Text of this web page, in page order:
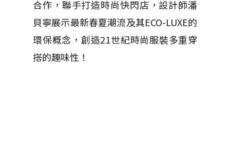
合作，聯手打造時尚快閃店，設計師潘
貝寧展示最新春夏潮流及其ECO-LUXE的
環保概念，創造21世紀時尚服裝多重穿
搭的趣味性！